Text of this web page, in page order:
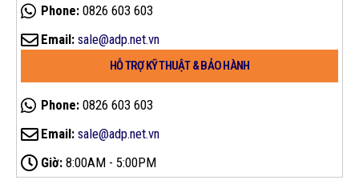
Phone: 0826 603 603
Email: sale@adp.net.vn
HỖ TRỢ KỸ THUẬT & BẢO HÀNH
Phone: 0826 603 603
Email: sale@adp.net.vn
Giờ: 8:00AM - 5:00PM